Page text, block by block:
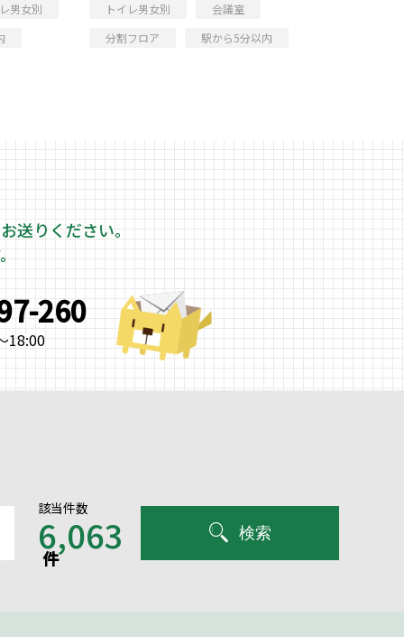
男女別
トイレ男女別
会議室
分割フロア
駅から5分以内
送りください。
260
18:00
該当件数
6,063
件
検索